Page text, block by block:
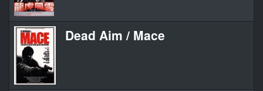
Dead Aim / Mace